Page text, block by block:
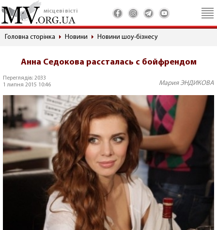
місцеві вісті
Головна сторінка Новини Новини шоу-бізнесу
Анна Седокова рассталась с бойфрендом
Переглядів: 2033
1 липня 2015 10:46
Мария ЭНДИКОВА